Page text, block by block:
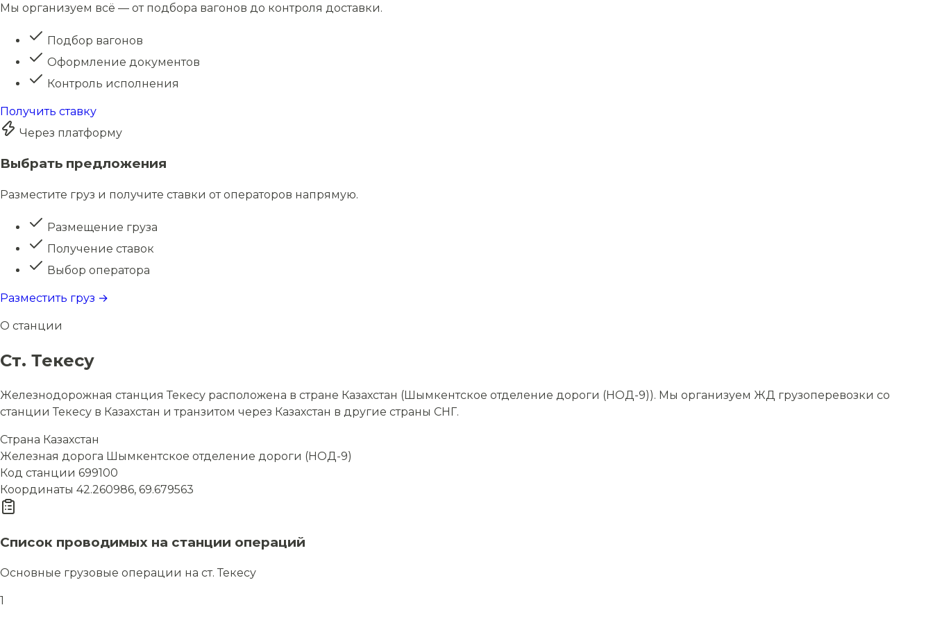
Мы организуем всё — от подбора вагонов до контроля доставки.
Подбор вагонов
Оформление документов
Контроль исполнения
Получить ставку
Через платформу
Выбрать предложения
Разместите груз и получите ставки от операторов напрямую.
Размещение груза
Получение ставок
Выбор оператора
Разместить груз →
О станции
Ст. Текесу
Железнодорожная станция Текесу расположена в стране Казахстан (Шымкентское отделение дороги (НОД-9)). Мы организуем ЖД грузоперевозки со
станции Текесу в Казахстан и транзитом через Казахстан в другие страны СНГ.
Страна Казахстан
Железная дорога Шымкентское отделение дороги (НОД-9)
Код станции 699100
Координаты 42.260986, 69.679563
Список проводимых на станции операций
Основные грузовые операции на ст. Текесу
1